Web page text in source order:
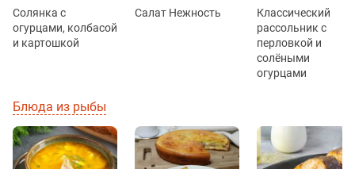
Солянка с
огурцами, колбасой
и картошкой
Салат Нежность
Классический
рассольник с
перловкой и
солёными
огурцами
Блюда из рыбы